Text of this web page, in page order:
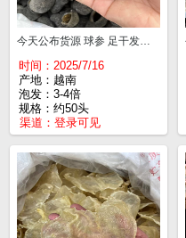
今天公布货源 球参 足干发量大 口感胶质好 约50头¥390
时间：2025/7/16
产地：越南
泡发：3-4倍
规格：约50头
渠道： 登录可见